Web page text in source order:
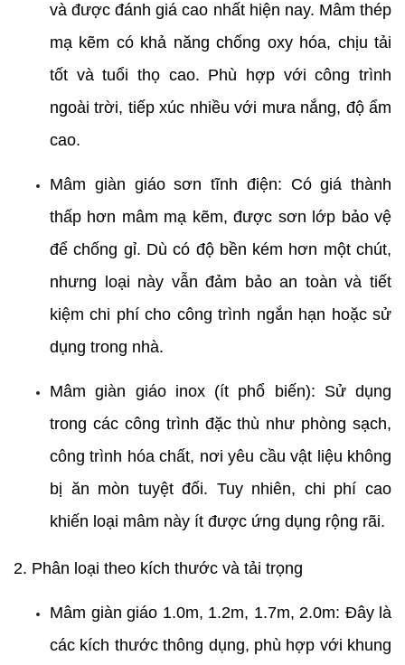
và được đánh giá cao nhất hiện nay. Mâm thép
mạ kẽm có khả năng chống oxy hóa, chịu tải
tốt và tuổi thọ cao. Phù hợp với công trình
ngoài trời, tiếp xúc nhiều với mưa nắng, độ ẩm
cao.
Mâm giàn giáo sơn tĩnh điện: Có giá thành
thấp hơn mâm mạ kẽm, được sơn lớp bảo vệ
để chống gỉ. Dù có độ bền kém hơn một chút,
nhưng loại này vẫn đảm bảo an toàn và tiết
kiệm chi phí cho công trình ngắn hạn hoặc sử
dụng trong nhà.
Mâm giàn giáo inox (ít phổ biến): Sử dụng
trong các công trình đặc thù như phòng sạch,
công trình hóa chất, nơi yêu cầu vật liệu không
bị ăn mòn tuyệt đối. Tuy nhiên, chi phí cao
khiến loại mâm này ít được ứng dụng rộng rãi.
2. Phân loại theo kích thước và tải trọng
Mâm giàn giáo 1.0m, 1.2m, 1.7m, 2.0m: Đây là
các kích thước thông dụng, phù hợp với khung